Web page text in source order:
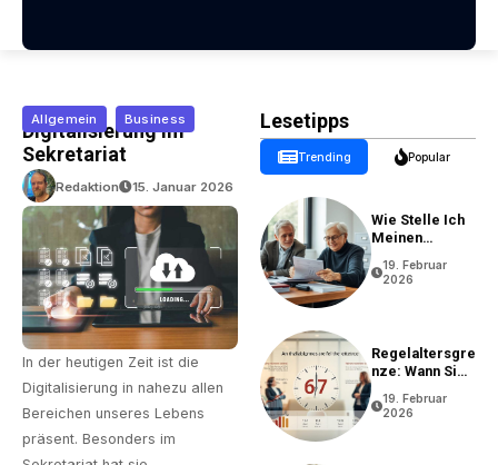
Allgemein Business
Digitalisierung Im
Sekretariat
Redaktion 15. Januar 2026
In der heutigen Zeit ist die
Digitalisierung in nahezu allen
Bereichen unseres Lebens
präsent. Besonders im
Lesetipps
Trending Popular
Wie Stelle Ich
Meinen
19. Februar
2026
Regelaltersgre
Nze: Wann Sie
Können
19. Februar
2026